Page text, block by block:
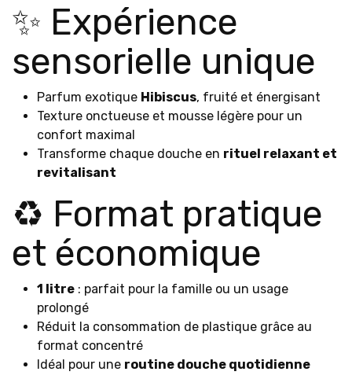
✨ Expérience
sensorielle unique
Parfum exotique Hibiscus, fruité et énergisant
Texture onctueuse et mousse légère pour un
confort maximal
Transforme chaque douche en rituel relaxant et
revitalisant
♻️ Format pratique
et économique
1 litre : parfait pour la famille ou un usage
prolongé
Réduit la consommation de plastique grâce au
format concentré
Idéal pour une routine douche quotidienne